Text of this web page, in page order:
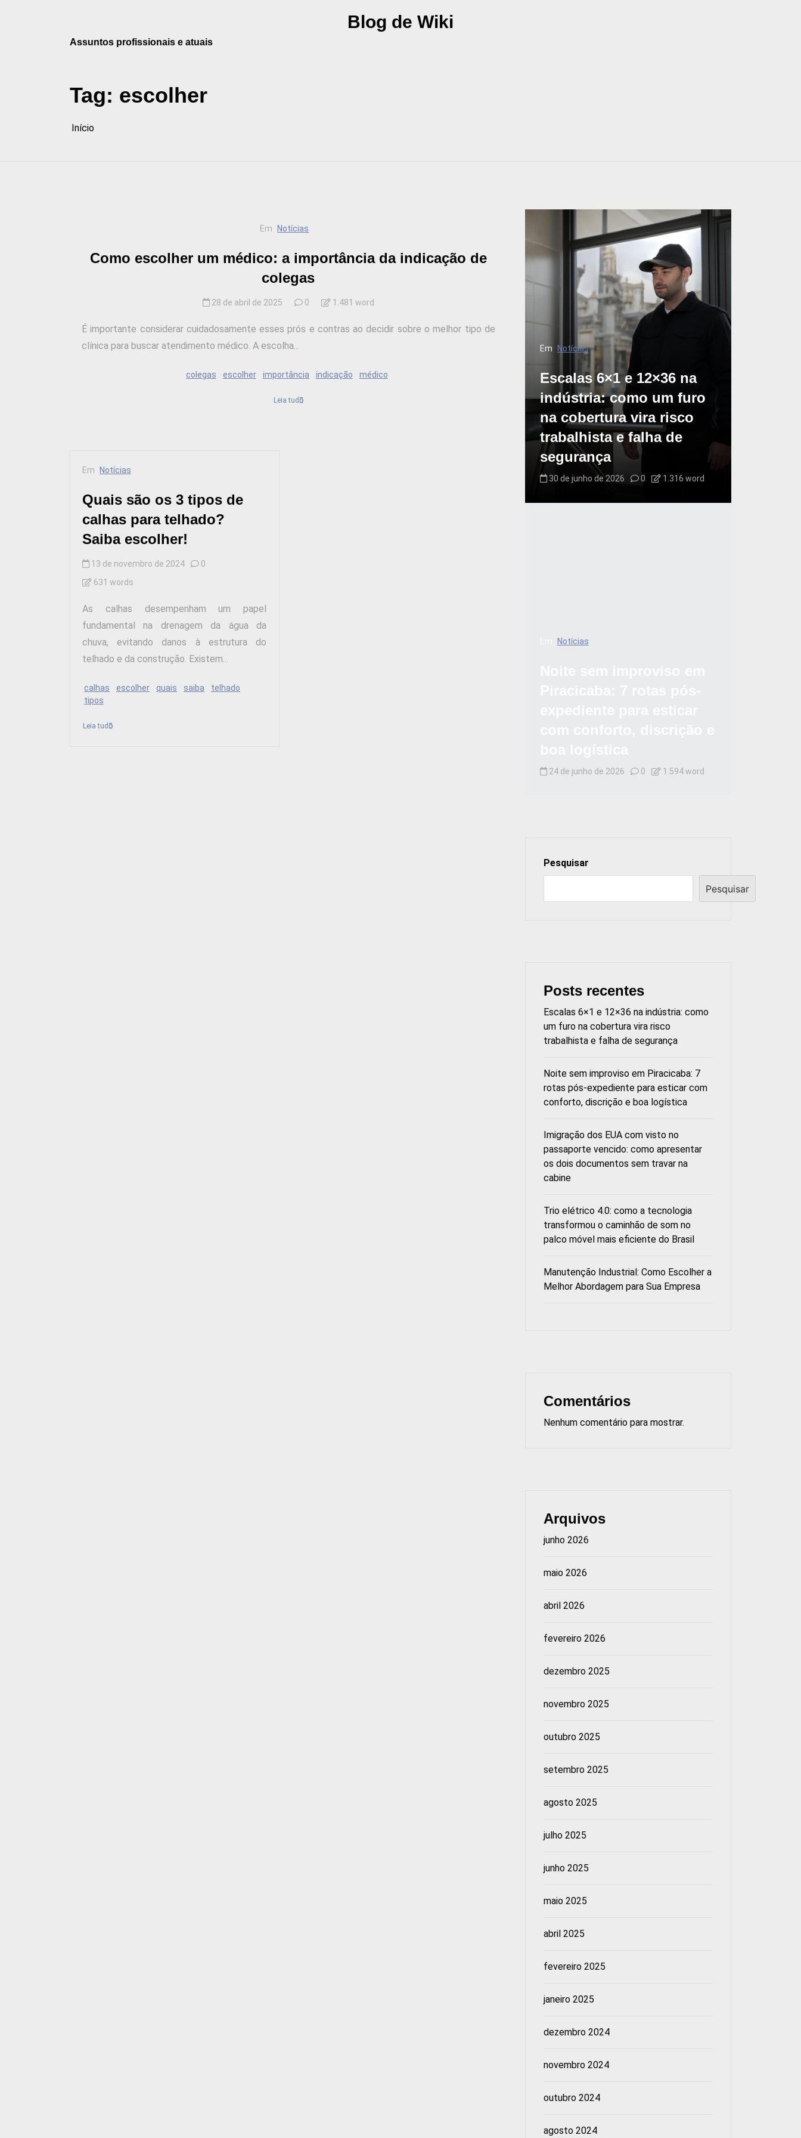
Blog de Wiki
Assuntos profissionais e atuais
Tag: escolher
Início
Em Notícias
Como escolher um médico: a importância da indicação de
colegas
28 de abril de 2025 0 1.481 word
É importante considerar cuidadosamente esses prós e contras ao decidir sobre o melhor tipo de
clínica para buscar atendimento médico. A escolha...
colegas escolher importância indicação médico
Leia tudo
Em Notícias
Quais são os 3 tipos de
calhas para telhado?
Saiba escolher!
13 de novembro de 2024
0
631 words
As calhas desempenham um papel
fundamental na drenagem da água da
chuva, evitando danos à estrutura do
telhado e da construção. Existem...
calhas escolher quais saiba
telhado
tipos
Leia tudo
Em Notícias
Escalas 6×1 e 12×36 na
indústria: como um furo
na cobertura vira risco
trabalhista e falha de
segurança
30 de junho de 2026 0 1.316 word
Notícias
24 de junho de 2026 0 1.594 word
Pesquisar
Pesquisar
Posts recentes
Escalas 6×1 e 12×36 na indústria: como
um furo na cobertura vira risco
trabalhista e falha de segurança
Noite sem improviso em Piracicaba: 7
rotas pós-expediente para esticar com
conforto, discrição e boa logística
Imigração dos EUA com visto no
passaporte vencido: como apresentar
os dois documentos sem travar na
cabine
Trio elétrico 4.0: como a tecnologia
transformou o caminhão de som no
palco móvel mais eficiente do Brasil
Manutenção Industrial: Como Escolher a
Melhor Abordagem para Sua Empresa
Comentários
Nenhum comentário para mostrar.
Arquivos
junho 2026
maio 2026
abril 2026
fevereiro 2026
dezembro 2025
novembro 2025
outubro 2025
setembro 2025
agosto 2025
julho 2025
junho 2025
maio 2025
abril 2025
fevereiro 2025
janeiro 2025
dezembro 2024
novembro 2024
outubro 2024
agosto 2024